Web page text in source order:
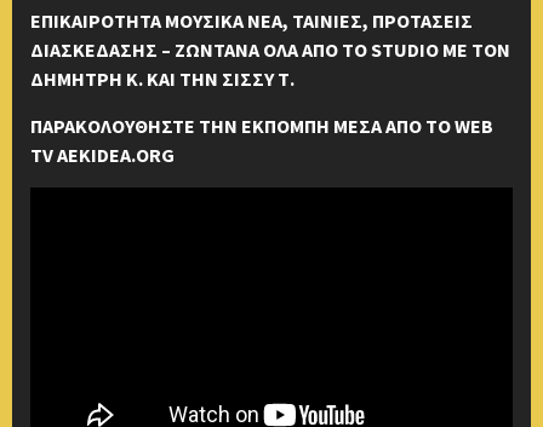
ΕΠΙΚΑΙΡΟΤΗΤΑ ΜΟΥΣΙΚΑ ΝΕΑ, ΤΑΙΝΙΕΣ, ΠΡΟΤΑΣΕΙΣ
ΔΙΑΣΚΕΔΑΣΗΣ – ΖΩΝΤΑΝΑ ΟΛΑ ΑΠΟ ΤΟ STUDIO ΜΕ ΤΟΝ
ΔΗΜΗΤΡΗ Κ. ΚΑΙ ΤΗΝ ΣΙΣΣΥ Τ.
ΠΑΡΑΚΟΛΟΥΘΗΣΤΕ ΤΗΝ ΕΚΠΟΜΠΗ ΜΕΣΑ ΑΠΟ ΤΟ WEB
TV AEKIDEA.ORG